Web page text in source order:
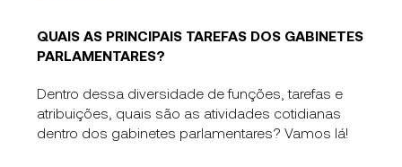
QUAIS AS PRINCIPAIS TAREFAS DOS GABINETES
PARLAMENTARES?
Dentro dessa diversidade de funções, tarefas e
atribuições, quais são as atividades cotidianas
dentro dos gabinetes parlamentares? Vamos lá!